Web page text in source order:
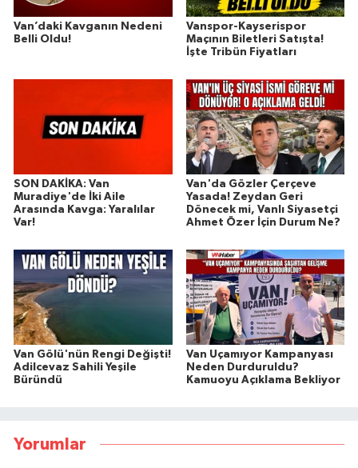
Van’daki Kavganın Nedeni
Belli Oldu!
Vanspor-Kayserispor
Maçının Biletleri Satışta!
İşte Tribün Fiyatları
SON DAKİKA: Van
Muradiye'de İki Aile
Arasında Kavga: Yaralılar
Var!
Van'da Gözler Çerçeve
Yasada! Zeydan Geri
Dönecek mi, Vanlı Siyasetçi
Ahmet Özer İçin Durum Ne?
Van Gölü'nün Rengi Değişti!
Adilcevaz Sahili Yeşile
Büründü
Van Uçamıyor Kampanyası
Neden Durduruldu?
Kamuoyu Açıklama Bekliyor
Yorumlar